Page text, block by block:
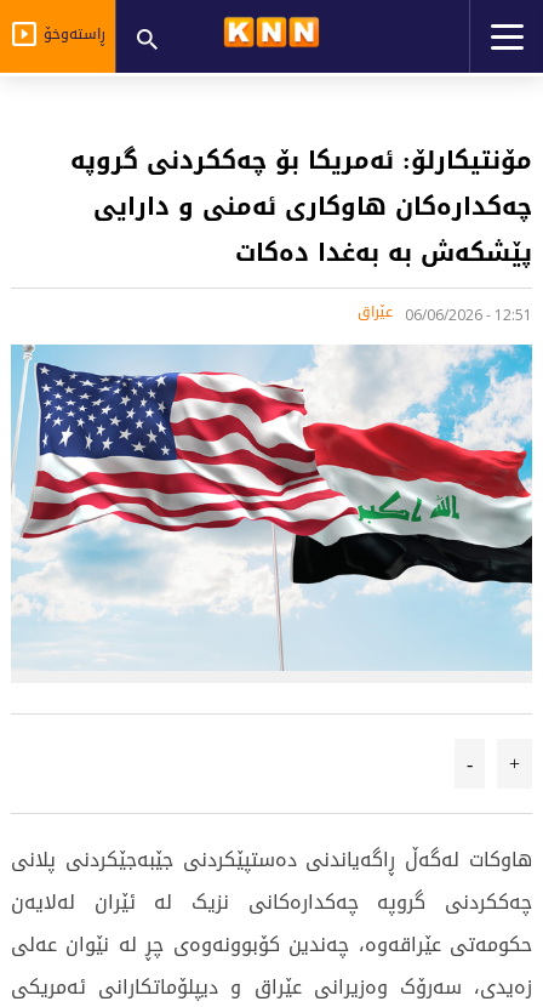
ڕاستەوخۆ
مۆنتیکارلۆ: ئەمریکا بۆ چەککردنی گروپە
چەکدارەکان هاوکاری ئەمنی و دارایی
پێشکەش بە بەغدا دەکات
12:51 - 06/06/2026 عێراق
+
-
هاوکات لەگەڵ ڕاگەیاندنی دەستپێکردنی جێبەجێکردنی پلانی
چەککردنی گروپە چەکدارەکانی نزیک لە ئێران لەلایەن
حکومەتی عێراقەوە، چەندین کۆبوونەوەی چڕ لە نێوان عەلی
زەیدی، سەرۆک وەزیرانی عێراق و دیپلۆماتکارانی ئەمریکی